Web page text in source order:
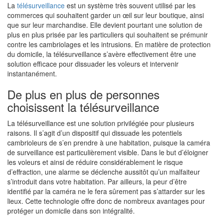
La télésurveillance est un système très souvent utilisé par les
commerces qui souhaitent garder un œil sur leur boutique, ainsi
que sur leur marchandise. Elle devient pourtant une solution de
plus en plus prisée par les particuliers qui souhaitent se prémunir
contre les cambriolages et les intrusions. En matière de protection
du domicile, la télésurveillance s’avère effectivement être une
solution efficace pour dissuader les voleurs et intervenir
instantanément.
De plus en plus de personnes
choisissent la télésurveillance
La télésurveillance est une solution privilégiée pour plusieurs
raisons. Il s’agit d’un dispositif qui dissuade les potentiels
cambrioleurs de s’en prendre à une habitation, puisque la caméra
de surveillance est particulièrement visible. Dans le but d’éloigner
les voleurs et ainsi de réduire considérablement le risque
d’effraction, une alarme se déclenche aussitôt qu’un malfaiteur
s’introduit dans votre habitation. Par ailleurs, la peur d’être
identifié par la caméra ne le fera sûrement pas s’attarder sur les
lieux. Cette technologie offre donc de nombreux avantages pour
protéger un domicile dans son intégralité.